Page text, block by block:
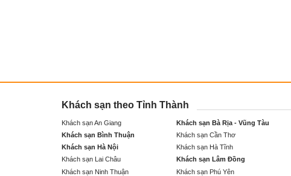
Khách sạn theo Tỉnh Thành
Khách sạn An Giang Khách sạn Bà Rịa - Vũng Tàu
Khách sạn Bình Thuận
Khách sạn Cần Thơ
Khách sạn Hà Nội
Khách sạn Hà Tĩnh
Khách sạn Lai Châu
Khách sạn Lâm Đồng
Khách sạn Ninh Thuận
Khách sạn Phú Yên